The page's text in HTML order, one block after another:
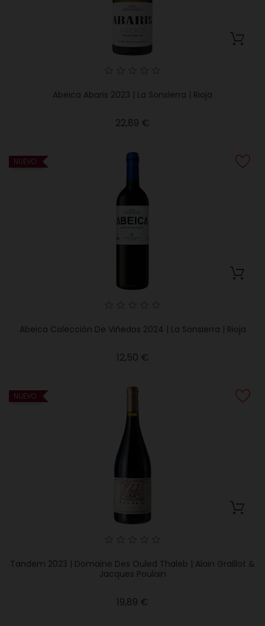
Abeica Abaris 2023 | La Sonsierra | Rioja
22,89 €
NUEVO
Abeica Colección De Viñedos 2024 | La Sonsierra | Rioja
12,50 €
NUEVO
Tandem 2023 | Domaine Des Ouled Thaleb | Alain Graillot &
Jacques Poulain
19,89 €